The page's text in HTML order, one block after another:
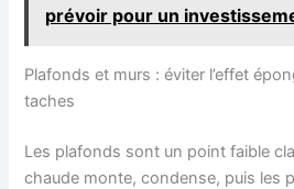
prévoir pour un
Plafonds et murs : éviter l’effet
taches
Les plafonds sont un point faible
chaude monte, condense, puis les